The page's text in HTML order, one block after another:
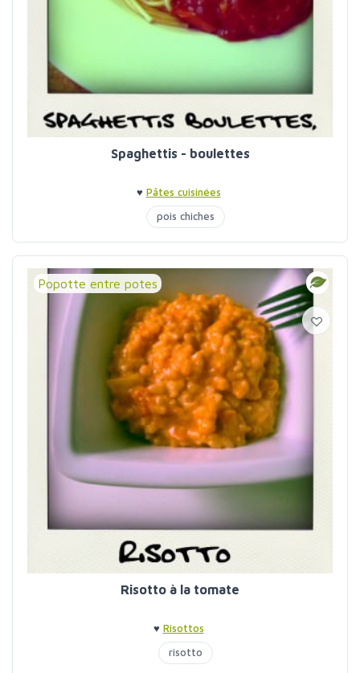
Spaghettis - boulettes
♥ Pâtes cuisinées
pois chiches
Popotte entre potes
Risotto à la tomate
♥ Risottos
risotto